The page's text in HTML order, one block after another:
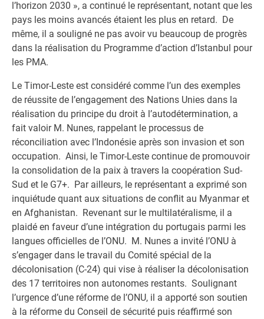
l’horizon 2030 », a continué le représentant, notant que les
pays les moins avancés étaient les plus en retard. De
même, il a souligné ne pas avoir vu beaucoup de progrès
dans la réalisation du Programme d’action d’Istanbul pour
les PMA.
Le Timor-Leste est considéré comme l’un des exemples
de réussite de l’engagement des Nations Unies dans la
réalisation du principe du droit à l’autodétermination, a
fait valoir M. Nunes, rappelant le processus de
réconciliation avec l’Indonésie après son invasion et son
occupation. Ainsi, le Timor-Leste continue de promouvoir
la consolidation de la paix à travers la coopération Sud-
Sud et le G7+. Par ailleurs, le représentant a exprimé son
inquiétude quant aux situations de conflit au Myanmar et
en Afghanistan. Revenant sur le multilatéralisme, il a
plaidé en faveur d’une intégration du portugais parmi les
langues officielles de l’ONU. M. Nunes a invité l’ONU à
s’engager dans le travail du Comité spécial de la
décolonisation (C-24) qui vise à réaliser la décolonisation
des 17 territoires non autonomes restants. Soulignant
l’urgence d’une réforme de l’ONU, il a apporté son soutien
à la réforme du Conseil de sécurité puis réaffirmé son